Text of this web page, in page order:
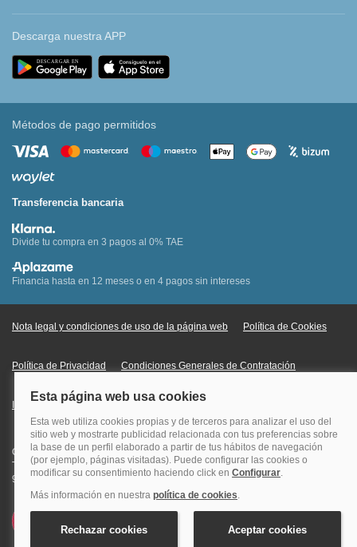
Descarga nuestra APP
Métodos de pago permitidos
Transferencia bancaria
Divide tu compra en 3 pagos al 0% TAE
Financia hasta en 12 meses o en 4 pagos sin intereses
Nota legal y condiciones de uso de la página web Política de Cookies
Política de Privacidad Condiciones Generales de Contratación
Información Legal sobre Mercados en Línea
Quehoteles.com - Especialistas en hoteles © Copyright Veturis Travel S.A.
Todos los derechos reservados. Autorización nº I-AV0000879.4 Tel: +34
915759999